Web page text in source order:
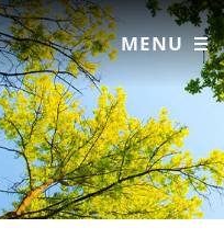
MENU